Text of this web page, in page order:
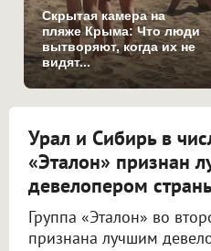
Скрытая камера на
пляже Крыма: Что люди
вытворяют, когда их не
видят...
Урал и Сибирь в
«Эталон» признан
девелопером
Группа «Эталон» во
признана лучшим